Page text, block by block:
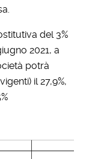
del 3%
2021, a
potrà
il 27,9%,